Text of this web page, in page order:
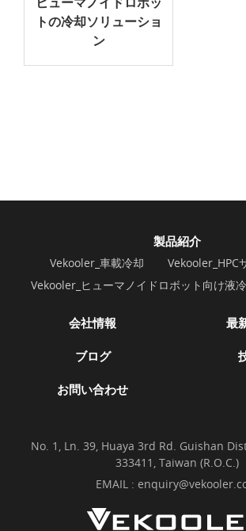
トの冷却ソリューショ
ン
製品紹介
Vekooler_車載冷却
Vekooler_HPC
Vekooler_ヒューマノイドロボット向け液
会社情報 最
ブログ
お問い合わせ
No. 1, Ln. 39, Huaya 3rd Rd. Guishan
333411, Taiwan (R.O.C.)
EMAIL :